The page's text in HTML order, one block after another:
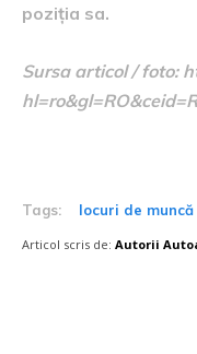
poziția sa.
Sursa articol / foto:
Tags: locuri de muncă
Articol scris de: Autorii